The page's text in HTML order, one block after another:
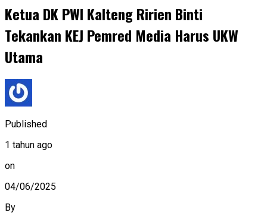
Ketua DK PWI Kalteng Ririen Binti
Tekankan KEJ Pemred Media Harus UKW
Utama
Published
1 tahun ago
on
04/06/2025
By